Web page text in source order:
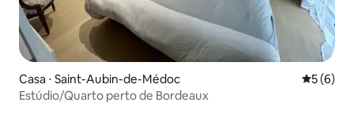
Casa ⋅ Saint-Aubin-de-Médoc 5 de
5 (6)
Estúdio/Quarto perto de Bordeaux